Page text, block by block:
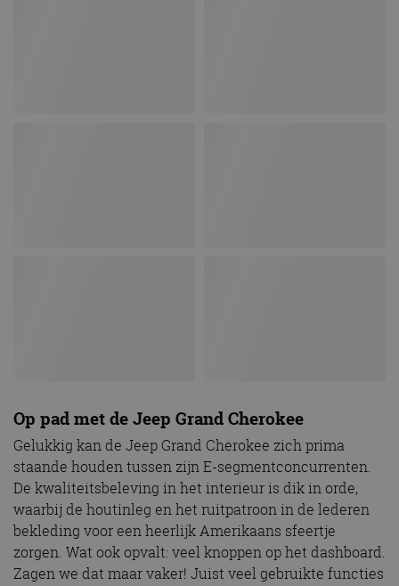
Op pad met de Jeep Grand Cherokee
Gelukkig kan de Jeep Grand Cherokee zich prima
staande houden tussen zijn E-segmentconcurrenten.
De kwaliteitsbeleving in het interieur is dik in orde,
waarbij de houtinleg en het ruitpatroon in de lederen
bekleding voor een heerlijk Amerikaans sfeertje
zorgen. Wat ook opvalt: veel knoppen op het dashboard.
Zagen we dat maar vaker! Juist veel gebruikte functies